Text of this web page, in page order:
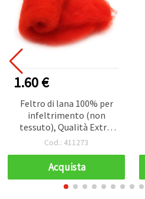
1.60 €
Feltro di lana 100% per
infeltrimento (non
tessuto), Qualità Extra,
Arancio-Rosso Elettrico,
Cod.: 411273
Acquista